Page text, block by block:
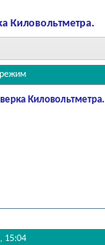
Киловольтметра.
Киловольтметра.
15:04